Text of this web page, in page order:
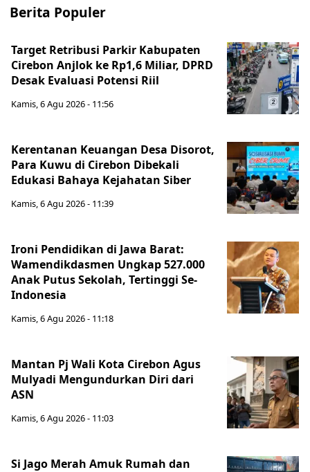
Berita Populer
Target Retribusi Parkir Kabupaten
Cirebon Anjlok ke Rp1,6 Miliar, DPRD
Desak Evaluasi Potensi Riil
Kamis, 6 Agu 2026 - 11:56
Kerentanan Keuangan Desa Disorot,
Para Kuwu di Cirebon Dibekali
Edukasi Bahaya Kejahatan Siber
Kamis, 6 Agu 2026 - 11:39
Ironi Pendidikan di Jawa Barat:
Wamendikdasmen Ungkap 527.000
Anak Putus Sekolah, Tertinggi Se-
Indonesia
Kamis, 6 Agu 2026 - 11:18
Mantan Pj Wali Kota Cirebon Agus
Mulyadi Mengundurkan Diri dari
ASN
Kamis, 6 Agu 2026 - 11:03
Si Jago Merah Amuk Rumah dan